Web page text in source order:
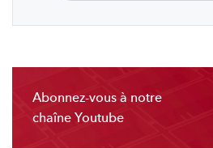
Abonnez-vous à notre
chaîne Youtube